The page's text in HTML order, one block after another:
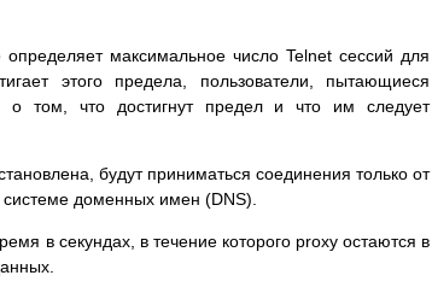
определяет максимальное число Telnet сессий для
этого предела, пользователи, пытающиеся
о том, что достигнут предел и что им следует
будут приниматься соединения только от
доменных имен (DNS).
в секундах, в течение которого proxy остаются в